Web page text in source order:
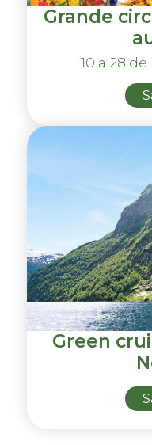
Grande
10 a 28
Green